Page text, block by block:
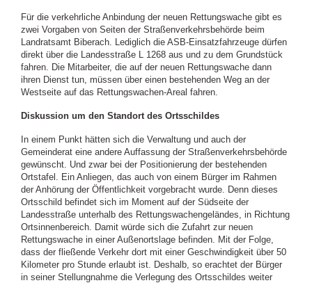
Für die verkehrliche Anbindung der neuen Rettungswache gibt es
zwei Vorgaben von Seiten der Straßenverkehrsbehörde beim
Landratsamt Biberach. Lediglich die ASB-Einsatzfahrzeuge dürfen
direkt über die Landesstraße L 1268 aus und zu dem Grundstück
fahren. Die Mitarbeiter, die auf der neuen Rettungswache dann
ihren Dienst tun, müssen über einen bestehenden Weg an der
Westseite auf das Rettungswachen-Areal fahren.
Diskussion um den Standort des Ortsschildes
In einem Punkt hätten sich die Verwaltung und auch der
Gemeinderat eine andere Auffassung der Straßenverkehrsbehörde
gewünscht. Und zwar bei der Positionierung der bestehenden
Ortstafel. Ein Anliegen, das auch von einem Bürger im Rahmen
der Anhörung der Öffentlichkeit vorgebracht wurde. Denn dieses
Ortsschild befindet sich im Moment auf der Südseite der
Landesstraße unterhalb des Rettungswachengeländes, in Richtung
Ortsinnenbereich. Damit würde sich die Zufahrt zur neuen
Rettungswache in einer Außenortslage befinden. Mit der Folge,
dass der fließende Verkehr dort mit einer Geschwindigkeit über 50
Kilometer pro Stunde erlaubt ist. Deshalb, so erachtet der Bürger
in seiner Stellungnahme die Verlegung des Ortsschildes weiter